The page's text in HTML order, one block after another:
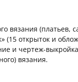
вязания (платьев,
(15 открыток и
и чертеж-
вязания.